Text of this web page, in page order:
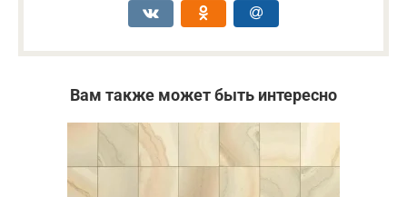
Вам также может быть интересно